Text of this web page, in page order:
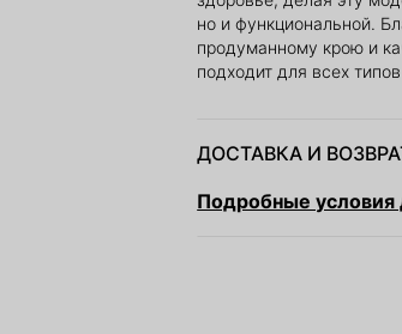
но и функциональной.
продуманному крою и
подходит для всех
ДОСТАВКА И
Подробные условия